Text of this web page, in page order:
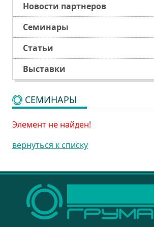
Новости партнеров
Семинары
Статьи
Выставки
СЕМИНАРЫ
Элемент не найден!
вернуться к списку